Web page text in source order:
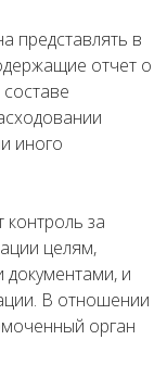
представлять в
отчет о
иного
контроль за
целям,
и
В отношении
орган